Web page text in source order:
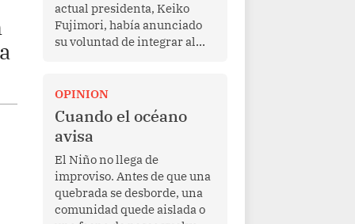
actual presidenta, Keiko
Fujimori, había anunciado
su voluntad de integrar al
en marzo de este año por el
mandatario estadounidense
Donald Trump, con el fin de
enfrentar al crimen
transnacional organizado y
al tráfico de drogas.
OPINION
Cuando el océano
avisa
El Niño no llega de
improviso. Antes de que una
quebrada se desborde, una
comunidad quede aislada o